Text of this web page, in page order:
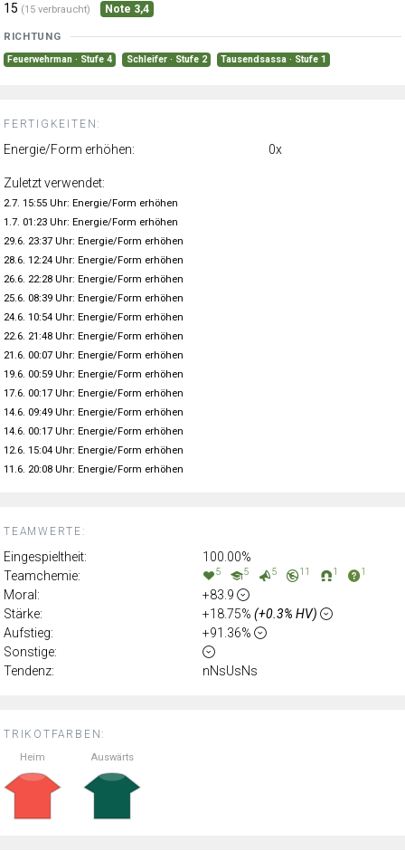
TRIKOTFARBEN:
Heim Auswärts
TEAMWERTE:
Eingespieltheit:
100.00%
Teamchemie:
5 5 5 11 1 1
Moral:
+83.9
Stärke:
+18.75% (+0.3% HV)
Aufstieg:
+91.36%
Sonstige:
Tendenz:
nNsUsNs
15 (15 verbraucht) Note 3,4
RICHTUNG
Feuerwehrman · Stufe 4 Schleifer · Stufe 2 Tausendsassa · Stufe 1
FERTIGKEITEN:
Energie/Form erhöhen: 0x
Zuletzt verwendet:
2.7. 15:55 Uhr: Energie/Form erhöhen
1.7. 01:23 Uhr: Energie/Form erhöhen
29.6. 23:37 Uhr: Energie/Form erhöhen
28.6. 12:24 Uhr: Energie/Form erhöhen
26.6. 22:28 Uhr: Energie/Form erhöhen
25.6. 08:39 Uhr: Energie/Form erhöhen
24.6. 10:54 Uhr: Energie/Form erhöhen
22.6. 21:48 Uhr: Energie/Form erhöhen
21.6. 00:07 Uhr: Energie/Form erhöhen
19.6. 00:59 Uhr: Energie/Form erhöhen
17.6. 00:17 Uhr: Energie/Form erhöhen
14.6. 09:49 Uhr: Energie/Form erhöhen
14.6. 00:17 Uhr: Energie/Form erhöhen
12.6. 15:04 Uhr: Energie/Form erhöhen
11.6. 20:08 Uhr: Energie/Form erhöhen